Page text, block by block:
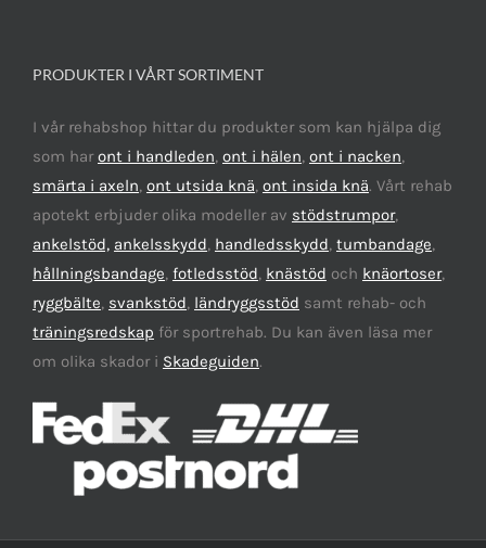
PRODUKTER I VÅRT SORTIMENT
I vår rehabshop hittar du produkter som kan hjälpa dig
som haront i handleden, ont i hälen, ont i nacken,
smärta i axeln, ont utsida knä, ont insida knä. Vårt rehab
apotekt erbjuder olika modeller av stödstrumpor,
ankelstöd, ankelsskydd, handledsskydd, tumbandage,
hållningsbandage, fotledsstöd, knästöd och knäortoser,
ryggbälte, svankstöd, ländryggsstöd samt rehab- och
träningsredskap för sportrehab. Du kan även läsa mer
om olika skador i Skadeguiden.